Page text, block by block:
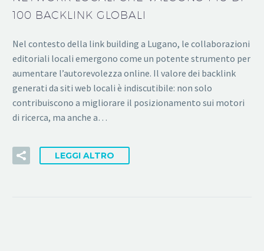
100 BACKLINK GLOBALI
Nel contesto della link building a Lugano, le collaborazioni
editoriali locali emergono come un potente strumento per
aumentare l’autorevolezza online. Il valore dei backlink
generati da siti web locali è indiscutibile: non solo
contribuiscono a migliorare il posizionamento sui motori
di ricerca, ma anche a…
LEGGI ALTRO